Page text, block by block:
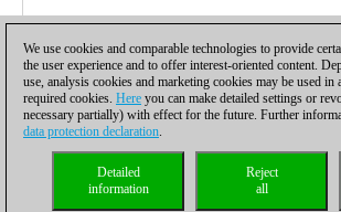
Política de privacidad |Para contactar
Licencias
Compliance Hotline
We use cookies and comparable technologies to provide
the user experience and to offer interest-oriented content.
use, analysis cookies and marketing cookies may be used
required cookies. Here you can make detailed settings or
necessary partially) with effect for the future. Further
data protection declaration.
Reject
all
Detailed
information